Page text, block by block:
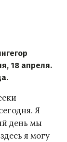
18 апреля.
Я
день мы
я могу